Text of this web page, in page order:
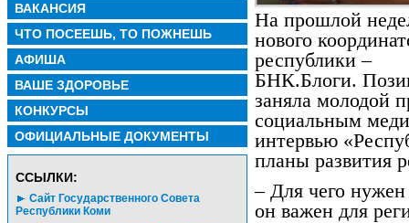
ВАКАНСИЯ
ЧТО ПОСЕЕШЬ, ТО ПОЖНЕШЬ
АФИША
ВАШЕ ЗДОРОВЬЕ
КОНКУРСЫ
ОФИЦИАЛЬНЫЕ ДОКУМЕНТЫ
CСЫЛКИ:
Сайт Государственного Совета
Республики Коми
На прошлой
нового
республики –
БНК.Блоги.
заняла молодой
социальным
интервью
планы развития
– Для чего
он важен для